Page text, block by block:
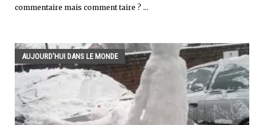
commentaire mais comment taire ? ...
AUJOURD'HUI DANS LE MONDE